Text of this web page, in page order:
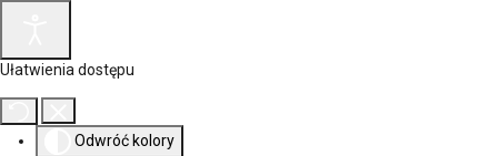
Ułatwienia dostępu
Odwróć kolory